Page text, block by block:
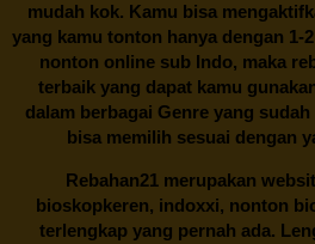
mudah kok. Kamu bisa
yang kamu tonton hanya dengan 1-
nonton online sub Indo, maka
terbaik yang dapat kamu
dalam berbagai Genre yang
bisa memilih sesuai dengan
Rebahan21 merupakan
bioskopkeren, indoxxi, nonton
terlengkap yang pernah ada.